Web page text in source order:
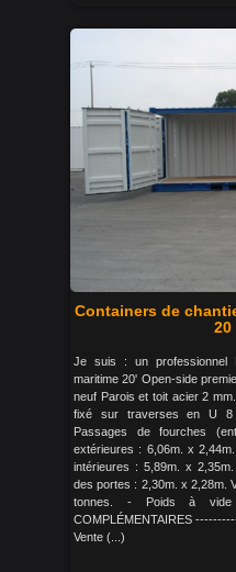
Containers de
20
Je suis : un professionnel
maritime 20' Open-side
neuf Parois et toit acier 2
fixé sur traverses en U 8
Passages de fourches
extérieures : 6,06m. x
intérieures : 5,89m. x
des portes : 2,30m. x 2,28m.
tonnes. - Poids à vide
COMPLÉMENTAIRES
Vente (...)